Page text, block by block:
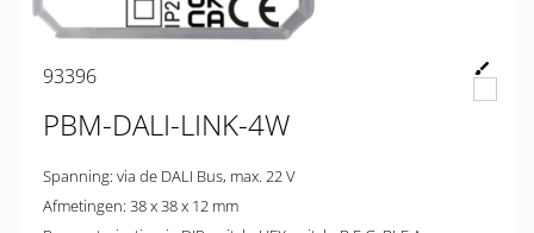
93396
PBM-DALI-LINK-4W
Spanning: via de DALI Bus, max. 22 V
Afmetingen: 38 x 38 x 12 mm